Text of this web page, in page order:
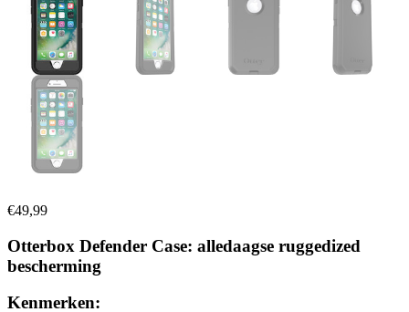
€49,99
Otterbox Defender Case: alledaagse ruggedized
bescherming
Kenmerken: